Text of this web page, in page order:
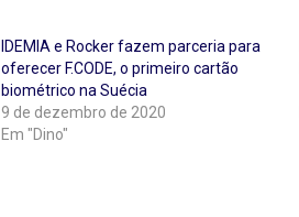
IDEMIA e Rocker fazem parceria para
oferecer F.CODE, o primeiro cartão
biométrico na Suécia
9 de dezembro de 2020
Em "Dino"